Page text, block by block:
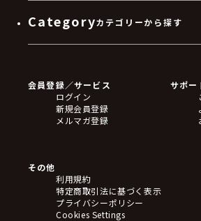
Categoryカテゴリーから探す
フィギュア
アクリルスタンド
バッジ
キーホルダー・ストラップ
ステッカー・シール・カード
タペストリー・ポスター
アームサポーター
ブレードホルダー
会員登録／サービス
ログイン
新規会員登録
メルマガ登録
サポー
その他
利用規約
特定商取引法に基づく表示
プライバシーポリシー
Cookies Settings